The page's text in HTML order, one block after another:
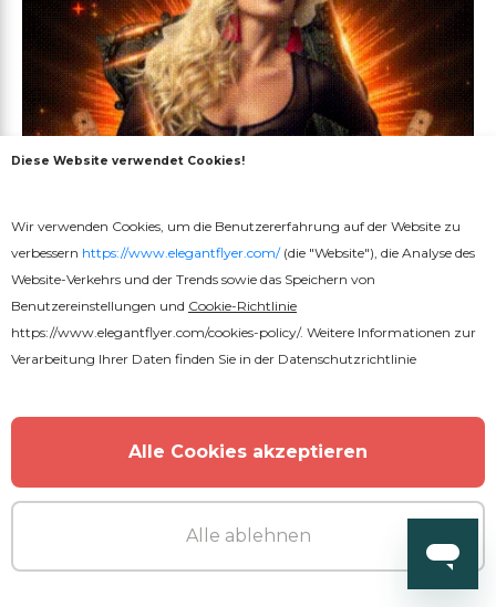
Premium
Black Friday Nachwirkungen
Diese Website verwendet Cookies!
Wir verwenden Cookies, um die Benutzererfahrung auf der Website zu
verbessern https://www.elegantflyer.com/(die "Website"), die Analyse des
Website-Verkehrs und der Trends sowie das Speichern von
Benutzereinstellungen und Cookie-Richtlinie
https://www.elegantflyer.com/cookies-policy/. Weitere Informationen zur
Verarbeitung Ihrer Daten finden Sie in der Datenschutzrichtlinie
Alle Cookies akzeptieren
Alle ablehnen